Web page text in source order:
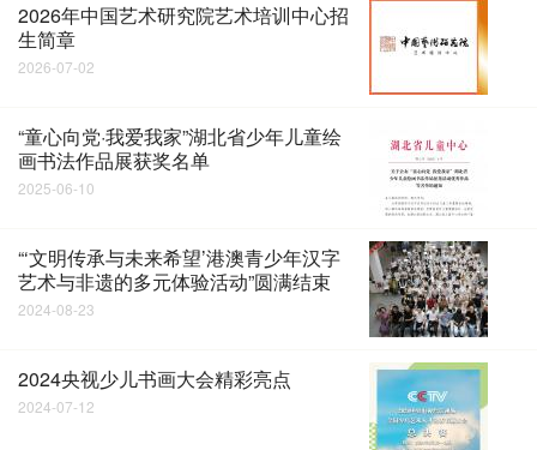
2026年中国艺术研究院艺术培训中心招
生简章
2026-07-02
“童心向党·我爱我家”湖北省少年儿童绘
画书法作品展获奖名单
2025-06-10
“‘文明传承与未来希望’港澳青少年汉字
艺术与非遗的多元体验活动”圆满结束
2024-08-23
2024央视少儿书画大会精彩亮点
2024-07-12